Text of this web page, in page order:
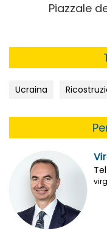
Piazzale
Ucraina